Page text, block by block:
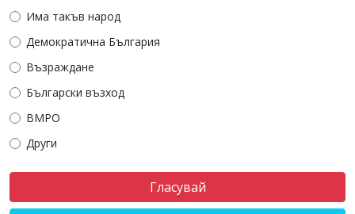
Има такъв народ
Демократична България
Възраждане
Български възход
ВМРО
Други